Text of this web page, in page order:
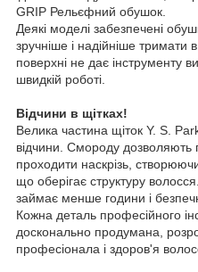
GRIP Рельєфний обушок.
Деякі моделі забезпечені
зручніше і надійніше тримати
поверхні не дає інструменту
швидкій роботі.
Відчини в щітках!
Велика частина щіток Y. S.
відчини. Смороду дозволяють
проходити наскрізь,
що оберігає структуру
займає менше години і
Кожна деталь професійного
досконально продумана,
професіонала і здоров'я